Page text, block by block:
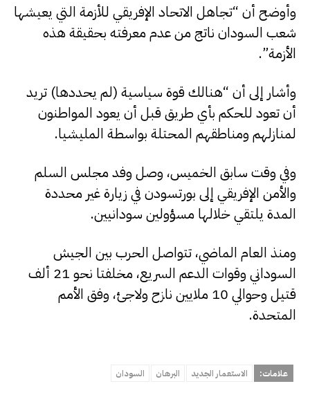
وأوضح أن “تجاهل الاتحاد الإفريقي للأزمة التي يعيشها
شعب السودان ناتج من عدم معرفته بحقيقة هذه
الأزمة”.
وأشار إلى أن “هنالك قوة سياسية (لم يحددها) تريد
أن تعود للحكم بأي طريق قبل أن يعود المواطنون
لمنازلهم ومناطقهم المحتلة بواسطة المليشيا.
وفي وقت سابق الخميس، وصل وفد مجلس السلم
والأمن الإفريقي إلى بورتسودن في زيارة غير محددة
المدة يلتقي خلالها مسؤولين سودانيين.
ومنذ العام الماضي، تتواصل الحرب بين الجيش
السوداني وقوات الدعم السريع، مخلفتا نحو 21 ألف
قتيل وحوالي 10 ملايين نازح ولاجئ، وفق الأمم
المتحدة.
علامات: الاستعمار الجديد البرهان السودان